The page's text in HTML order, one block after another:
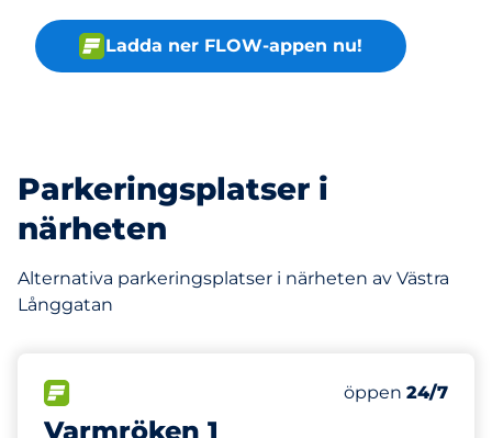
Ladda ner FLOW-appen nu!
Parkeringsplatser i
närheten
Alternativa parkeringsplatser i närheten av Västra
Långgatan
Varmröken 1
Antal
Totalt antal
Electric Car
Fredag
öppen 24/7
336 m